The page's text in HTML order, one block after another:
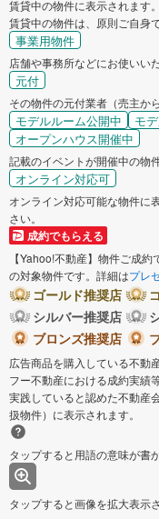
賃貸中の物件に表示されます。
賃貸中の物件は、原則ご自身
事業用物件
店舗や事務所などにお使いい
元付
その物件の元付業者（売主か
モデルルーム公開中 モ
オープンハウス開催中
記載のイベントが開催中の物
オンライン対応可
オンライン対応可能な物件に
さい。
成約でもらえる
【Yahoo!不動産】物件ご成
の対象物件です。詳細はプレ
ゴールド推奨店
シルバー推奨店
ブロンズ推奨店
広告商品を購入している不動
フー不動産における成約実績
実践していると認めた不動産
扱物件）に表示されます。
タップすると用語の意味が書
タップすると画像を拡大表示